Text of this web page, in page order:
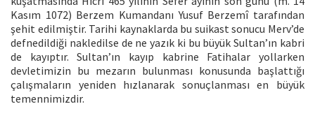
Kasım 1072) Berzem Kumandanı Yusuf Berzemî tarafından
şehit edilmiştir. Tarihi kaynaklarda bu suikast sonucu Merv’de
defnedildiği nakledilse de ne yazık ki bu büyük Sultan’ın kabri
de kayıptır. Sultan’ın kayıp kabrine Fatihalar yollarken
devletimizin bu mezarın bulunması konusunda başlattığı
çalışmaların yeniden hızlanarak sonuçlanması en büyük
temennimizdir.